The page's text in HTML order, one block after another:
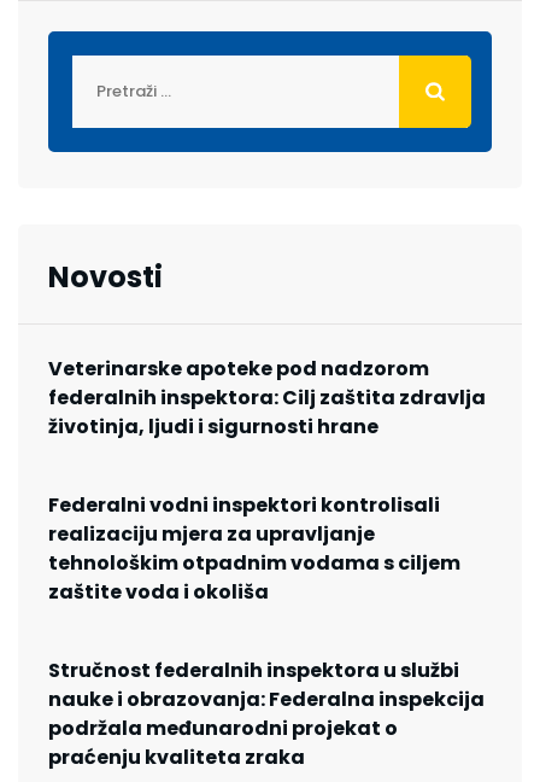
Novosti
Veterinarske apoteke pod nadzorom
federalnih inspektora: Cilj zaštita zdravlja
životinja, ljudi i sigurnosti hrane
Federalni vodni inspektori kontrolisali
realizaciju mjera za upravljanje
tehnološkim otpadnim vodama s ciljem
zaštite voda i okoliša
Stručnost federalnih inspektora u službi
nauke i obrazovanja: Federalna inspekcija
podržala međunarodni projekat o
praćenju kvaliteta zraka